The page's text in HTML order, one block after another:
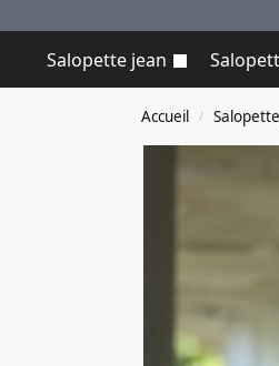
Salopette jean
Accueil /